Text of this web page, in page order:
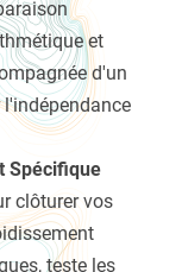
et
d'un
Spécifique
clôturer vos
teste les